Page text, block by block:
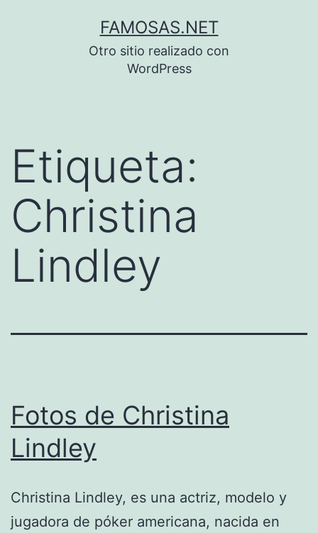
FAMOSAS.NET
Otro sitio realizado con
WordPress
Etiqueta:
Christina
Lindley
Fotos de Christina
Lindley
Christina Lindley, es una actriz, modelo y
jugadora de póker americana, nacida en